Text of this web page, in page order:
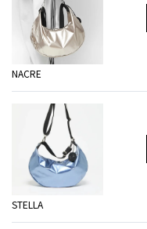
NACRE
STELLA